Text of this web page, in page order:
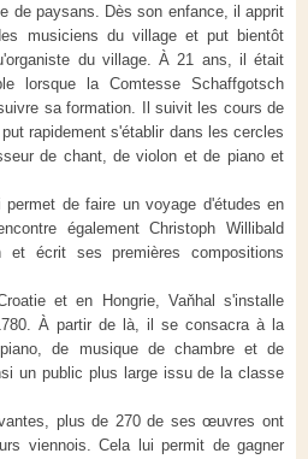
de paysans. Dès son enfance, il apprit
musiciens du village et put bientôt
du village. À 21 ans, il était
lorsque la Comtesse Schaffgotsch
sa formation. Il suivit les cours de
rapidement s'établir dans les cercles
de chant, de violon et de piano et
de faire un voyage d'études en
également Christoph Willibald
et écrit ses premières compositions
et en Hongrie, Vaňhal s'installe
À partir de là, il se consacra à la
de musique de chambre et de
un public plus large issu de la classe
plus de 270 de ses œuvres ont
viennois. Cela lui permit de gagner